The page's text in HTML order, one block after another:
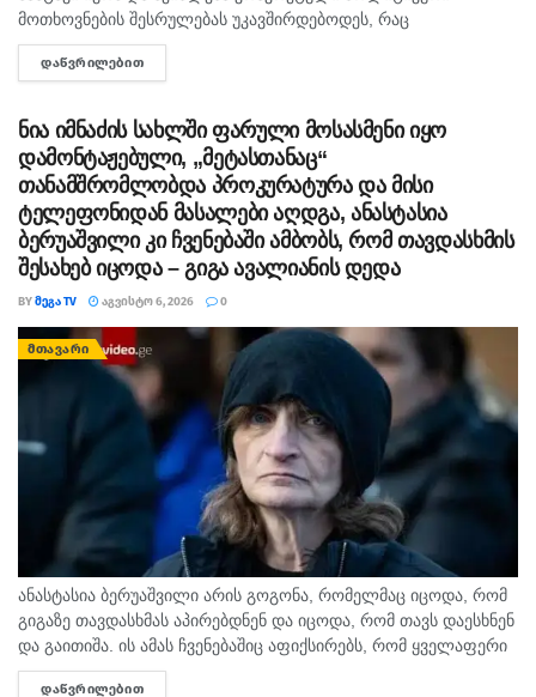
მოთხოვნების შესრულებას უკავშირდებოდეს, რაც
ხელისუფლებისთვის ძნელად ასახსნელია საზოგადოებისთვის.
ვფიქრობ, ეს მოთხოვნები უფრო ოკუპირებულ რეგიონებს უნდა
ᲓᲐᲬᲕᲠᲘᲚᲔᲑᲘᲗ
ნია იმნაძის სახლში ფარული მოსასმენი იყო
დამონტაჟებული, „მეტასთანაც“
თანამშრომლობდა პროკურატურა და მისი
ტელეფონიდან მასალები აღდგა, ანასტასია
ბერუაშვილი კი ჩვენებაში ამბობს, რომ თავდასხმის
შესახებ იცოდა – გიგა ავალიანის დედა
BYᲛᲔᲒᲐ TV ᲐᲒᲕᲘᲡᲢᲝ 6, 2026 0
ᲛᲗᲐᲕᲐᲠᲘ
ანასტასია ბერუაშვილი არის გოგონა, რომელმაც იცოდა, რომ
გიგაზე თავდასხმას აპირებდნენ და იცოდა, რომ თავს დაესხნენ
და გაითიშა. ის ამას ჩვენებაშიც აფიქსირებს, რომ ყველაფერი
იცოდა, - ამის შესახებ მოკლული მასწავლებლის, გიგა
ᲓᲐᲬᲕᲠᲘᲚᲔᲑᲘᲗ